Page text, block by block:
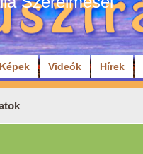
Képek Videók Hírek